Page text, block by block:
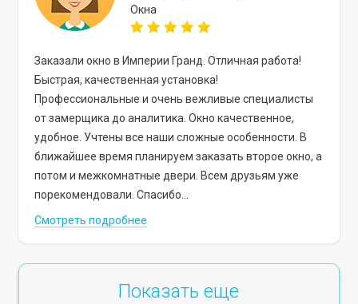
Окна
Заказали окно в Империи Гранд. Отличная работа!
Быстрая, качественная установка!
Профессиональные и очень вежливые специалисты
от замерщика до аналитика. Окно качественное,
удобное. Учтены все наши сложные особенности. В
ближайшее время планируем заказать второе окно, а
потом и межкомнатные двери. Всем друзьям уже
порекомендовали. Спасибо...
Смотреть подробнее
Показать еще